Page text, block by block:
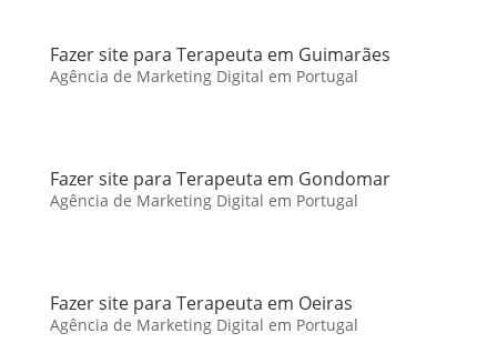
Fazer site para Terapeuta em Guimarães
Agência de Marketing Digital em Portugal
Fazer site para Terapeuta em Gondomar
Agência de Marketing Digital em Portugal
Fazer site para Terapeuta em Oeiras
Agência de Marketing Digital em Portugal